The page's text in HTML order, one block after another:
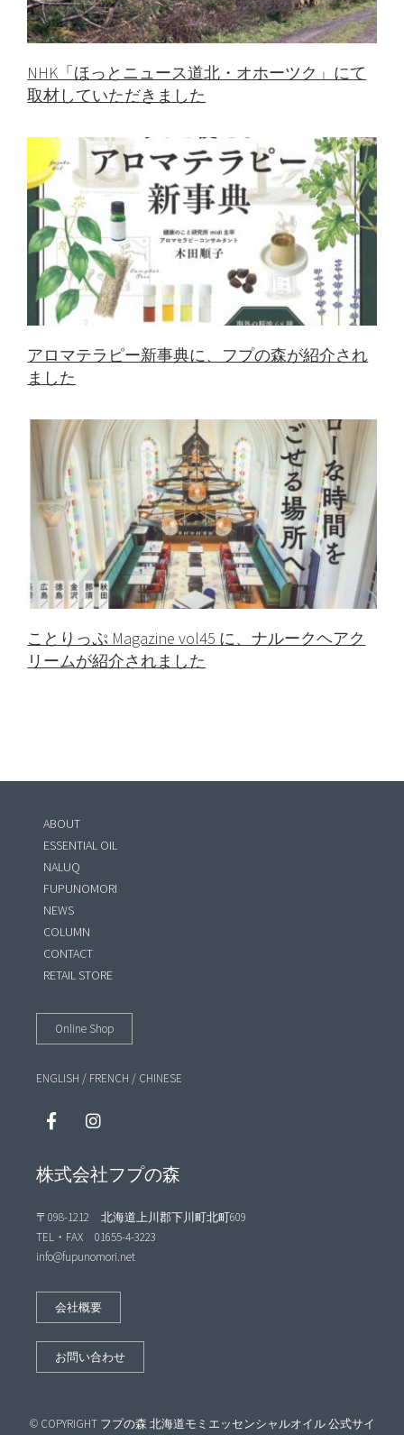
NHK「ほっとニュース道北・オホーツク」にて
取材していただきました
アロマテラピー新事典に、フプの森が紹介され
ました
ことりっぷ Magazine vol45 に、ナルークヘアク
リームが紹介されました
ABOUT
ESSENTIAL OIL
NALUQ
FUPUNOMORI
NEWS
COLUMN
CONTACT
RETAIL STORE
Online Shop
ENGLISH / FRENCH / CHINESE
株式会社フプの森
〒098-1212 北海道上川郡下川町北町609
TEL・FAX 01655-4-3223
info@fupunomori.net
会社概要
お問い合わせ
© COPYRIGHT フプの森 北海道モミエッセンシャルオイル 公式サイ